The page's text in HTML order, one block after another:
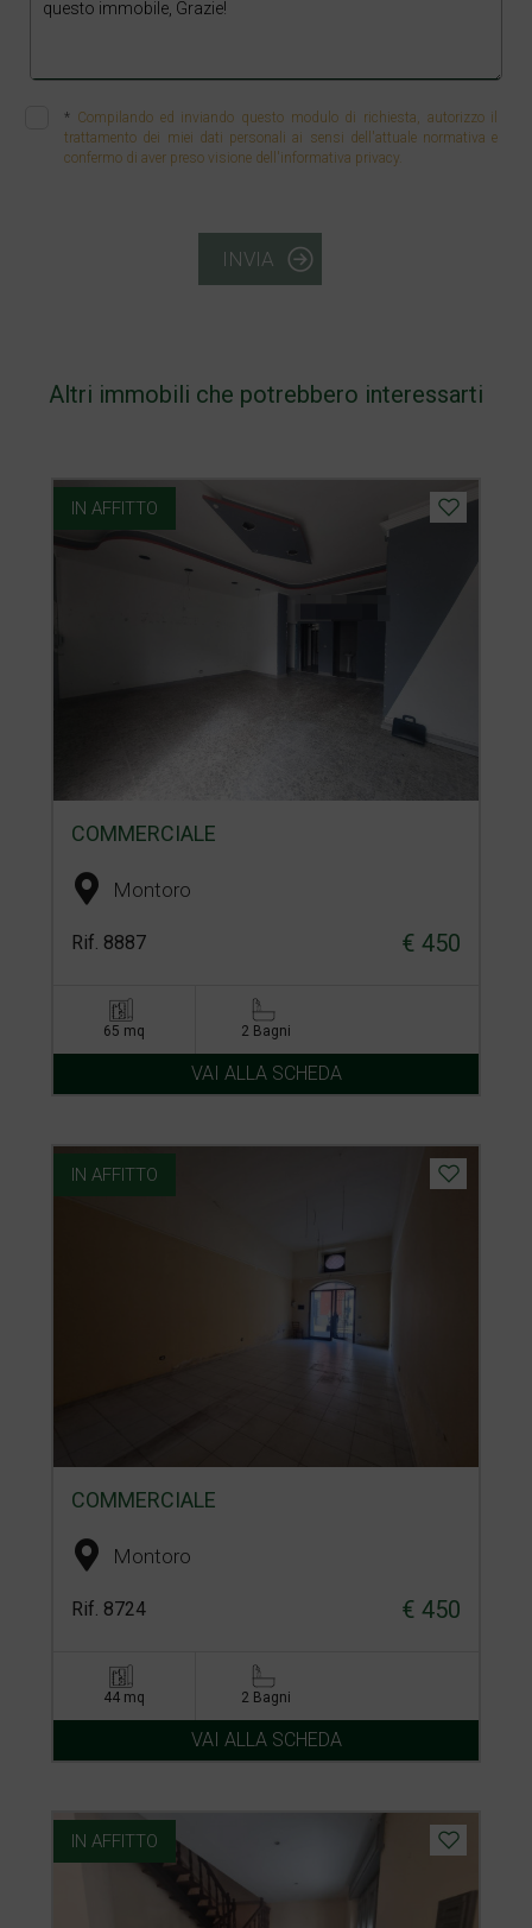
* Compilando ed inviando questo modulo di richiesta, autorizzo il
trattamento dei miei dati personali ai sensi dell'attuale normativa e
confermo di aver preso visione dell'informativa privacy.
INVIA
Altri immobili che potrebbero interessarti
IN AFFITTO
COMMERCIALE
Montoro
Rif. 8887 € 450
65 mq 2 Bagni
VAI ALLA SCHEDA
IN AFFITTO
COMMERCIALE
Montoro
Rif. 8724 € 450
44 mq 2 Bagni
VAI ALLA SCHEDA
IN AFFITTO